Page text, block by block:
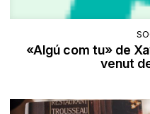
«Algú com tu» de
venut